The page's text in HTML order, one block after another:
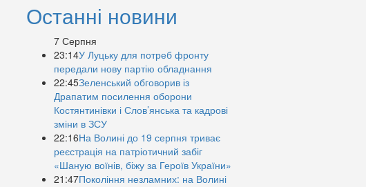
Останні новини
7 Серпня
23:14У Луцьку для потреб фронту
передали нову партію обладнання
22:45Зеленський обговорив із
Драпатим посилення оборони
Костянтинівки і Слов’янська та кадрові
зміни в ЗСУ
22:16На Волині до 19 серпня триває
реєстрація на патріотичний забіг
«Шаную воїнів, біжу за Героїв України»
21:47Покоління незламних: на Волині